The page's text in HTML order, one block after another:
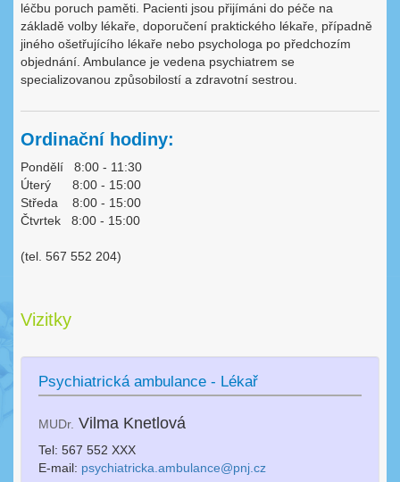
léčbu poruch paměti. Pacienti jsou přijímáni do péče na
základě volby lékaře, doporučení praktického lékaře, případně
jiného ošetřujícího lékaře nebo psychologa po předchozím
objednání. Ambulance je vedena psychiatrem se
specializovanou způsobilostí a zdravotní sestrou.
Ordinační hodiny:
Pondělí 8:00 - 11:30
Úterý 8:00 - 15:00
Středa 8:00 - 15:00
Čtvrtek 8:00 - 15:00
(tel. 567 552 204)
Vizitky
Psychiatrická ambulance - Lékař
MUDr. Vilma Knetlová
Tel: 567 552 XXX
E-mail: psychiatricka.ambulance@pnj.cz